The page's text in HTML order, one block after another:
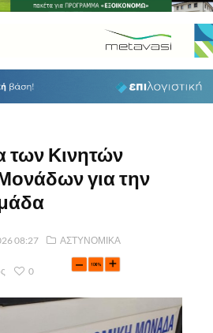
των Κινητών
για την
08:27 ΑΣΤΥΝΟΜΙΚΑ
0